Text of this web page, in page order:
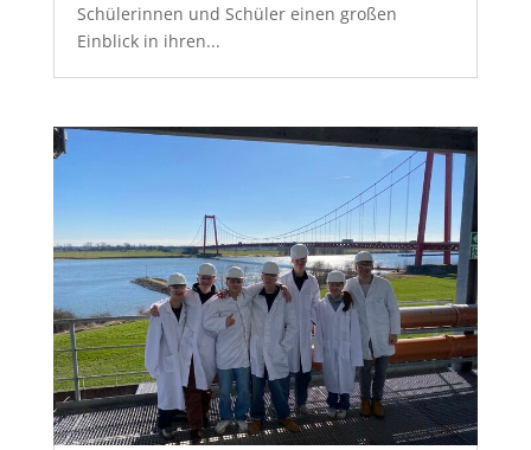
Schülerinnen und Schüler einen großen
Einblick in ihren...